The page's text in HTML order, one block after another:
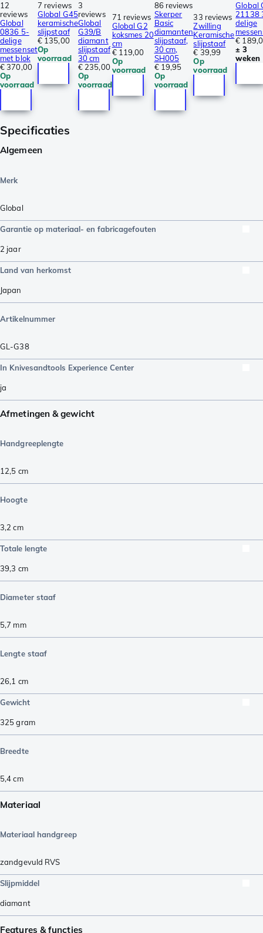
12
reviews
Global
0836 5-
delige
messenset
met blok
€ 370,00
Op
voorraad
7 reviews
Global G45
keramische
slijpstaaf
€ 135,00
Op
voorraad
3
reviews
Global
G39/B
diamant
slijpstaaf
30 cm
€ 235,00
Op
voorraad
71 reviews
Global G2
koksmes 20
cm
€ 119,00
Op
voorraad
86 reviews
Skerper
Basic
diamanten
slijpstaaf,
30 cm,
SH005
€ 19,95
Op
voorraad
33 reviews
Zwilling
Keramische
slijpstaaf
€ 39,99
Op
voorraad
Global
21138
delige
€
± 3
weken
Specificaties
Algemeen
Merk
Global
Garantie op materiaal- en fabricagefouten
2 jaar
Land van herkomst
Japan
Artikelnummer
GL-G38
In Knivesandtools Experience Center
ja
Afmetingen & gewicht
Handgreeplengte
12,5 cm
Hoogte
3,2 cm
Totale lengte
39,3 cm
Diameter staaf
5,7 mm
Lengte staaf
26,1 cm
Gewicht
325gram
Breedte
5,4cm
Materiaal
Materiaal handgreep
zandgevuld RVS
Slijpmiddel
diamant
Features & functies